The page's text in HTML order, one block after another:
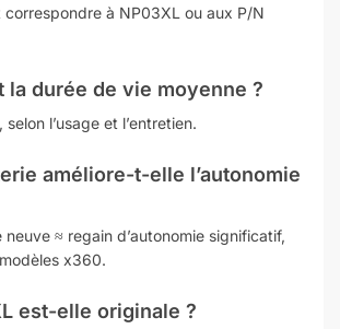
à NP03XL ou aux P/N
la durée de vie moyenne ?
, selon l’usage et l’entretien.
améliore-t-elle l’autonomie
≈ regain d’autonomie significatif,
x360.
est-elle originale ?